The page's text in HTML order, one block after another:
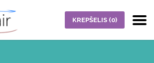
KREPŠELIS (0)